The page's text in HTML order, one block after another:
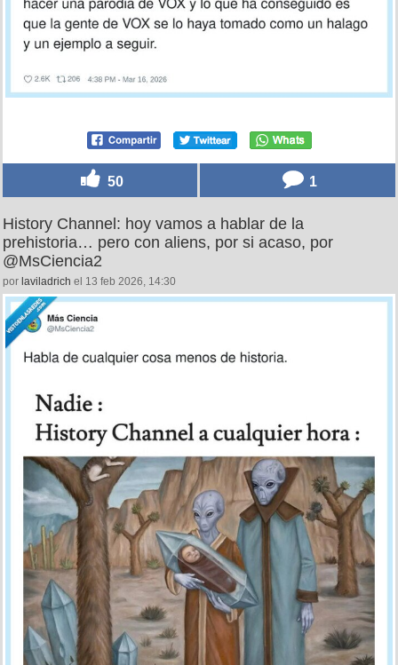
50 1
History Channel: hoy vamos a hablar de la
prehistoria… pero con aliens, por si acaso, por
@MsCiencia2
por laviladrich el 13 feb 2026, 14:30